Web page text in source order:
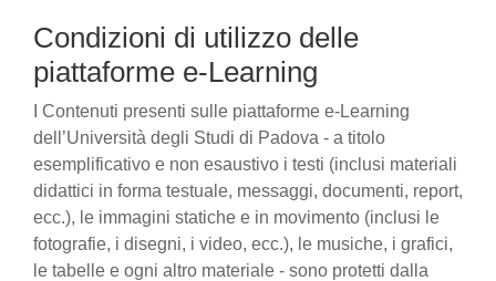
Condizioni di utilizzo delle
piattaforme e-Learning
I Contenuti presenti sulle piattaforme e-Learning
dell’Università degli Studi di Padova - a titolo
esemplificativo e non esaustivo i testi (inclusi materiali
didattici in forma testuale, messaggi, documenti, report,
ecc.), le immagini statiche e in movimento (inclusi le
fotografie, i disegni, i video, ecc.), le musiche, i grafici,
le tabelle e ogni altro materiale - sono protetti dalla